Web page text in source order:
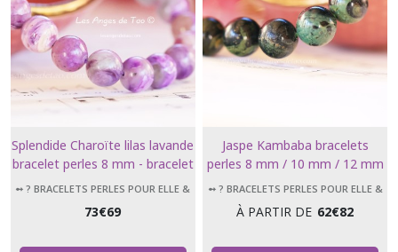
Splendide Charoïte lilas lavande
bracelet perles 8 mm - bracelet
18 cm
➻ ? BRACELETS PERLES POUR ELLE &
73€69
Jaspe Kambaba bracelets
perles 8 mm / 10 mm / 12 mm
➻ ? BRACELETS PERLES POUR ELLE &
À PARTIR DE 62€82